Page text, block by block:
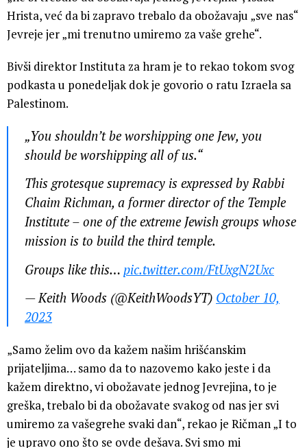
Hrista, već da bi zapravo trebalo da obožavaju „sve nas“
Jevreje jer „mi trenutno umiremo za vaše grehe“.
Bivši direktor Instituta za hram je to rekao tokom svog
podkasta u ponedeljak dok je govorio o ratu Izraela sa
Palestinom.
„You shouldn’t be worshipping one Jew, you
should be worshipping all of us.“
This grotesque supremacy is expressed by Rabbi
Chaim Richman, a former director of the Temple
Institute – one of the extreme Jewish groups whose
mission is to build the third temple.
Groups like this… pic.twitter.com/FtUxgN2Uxc
— Keith Woods (@KeithWoodsYT) October 10,
2023
„Samo želim ovo da kažem našim hrišćanskim
prijateljima… samo da to nazovemo kako jeste i da
kažem direktno, vi obožavate jednog Jevrejina, to je
greška, trebalo bi da obožavate svakog od nas jer svi
umiremo za vašegrehe svaki dan“, rekao je Ričman „I to
je upravo ono što se ovde dešava. Svi smo mi